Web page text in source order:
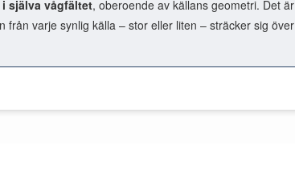
själva vågfältet, oberoende av källans geometri. Det är
varje synlig källa – stor eller liten – sträcker sig över